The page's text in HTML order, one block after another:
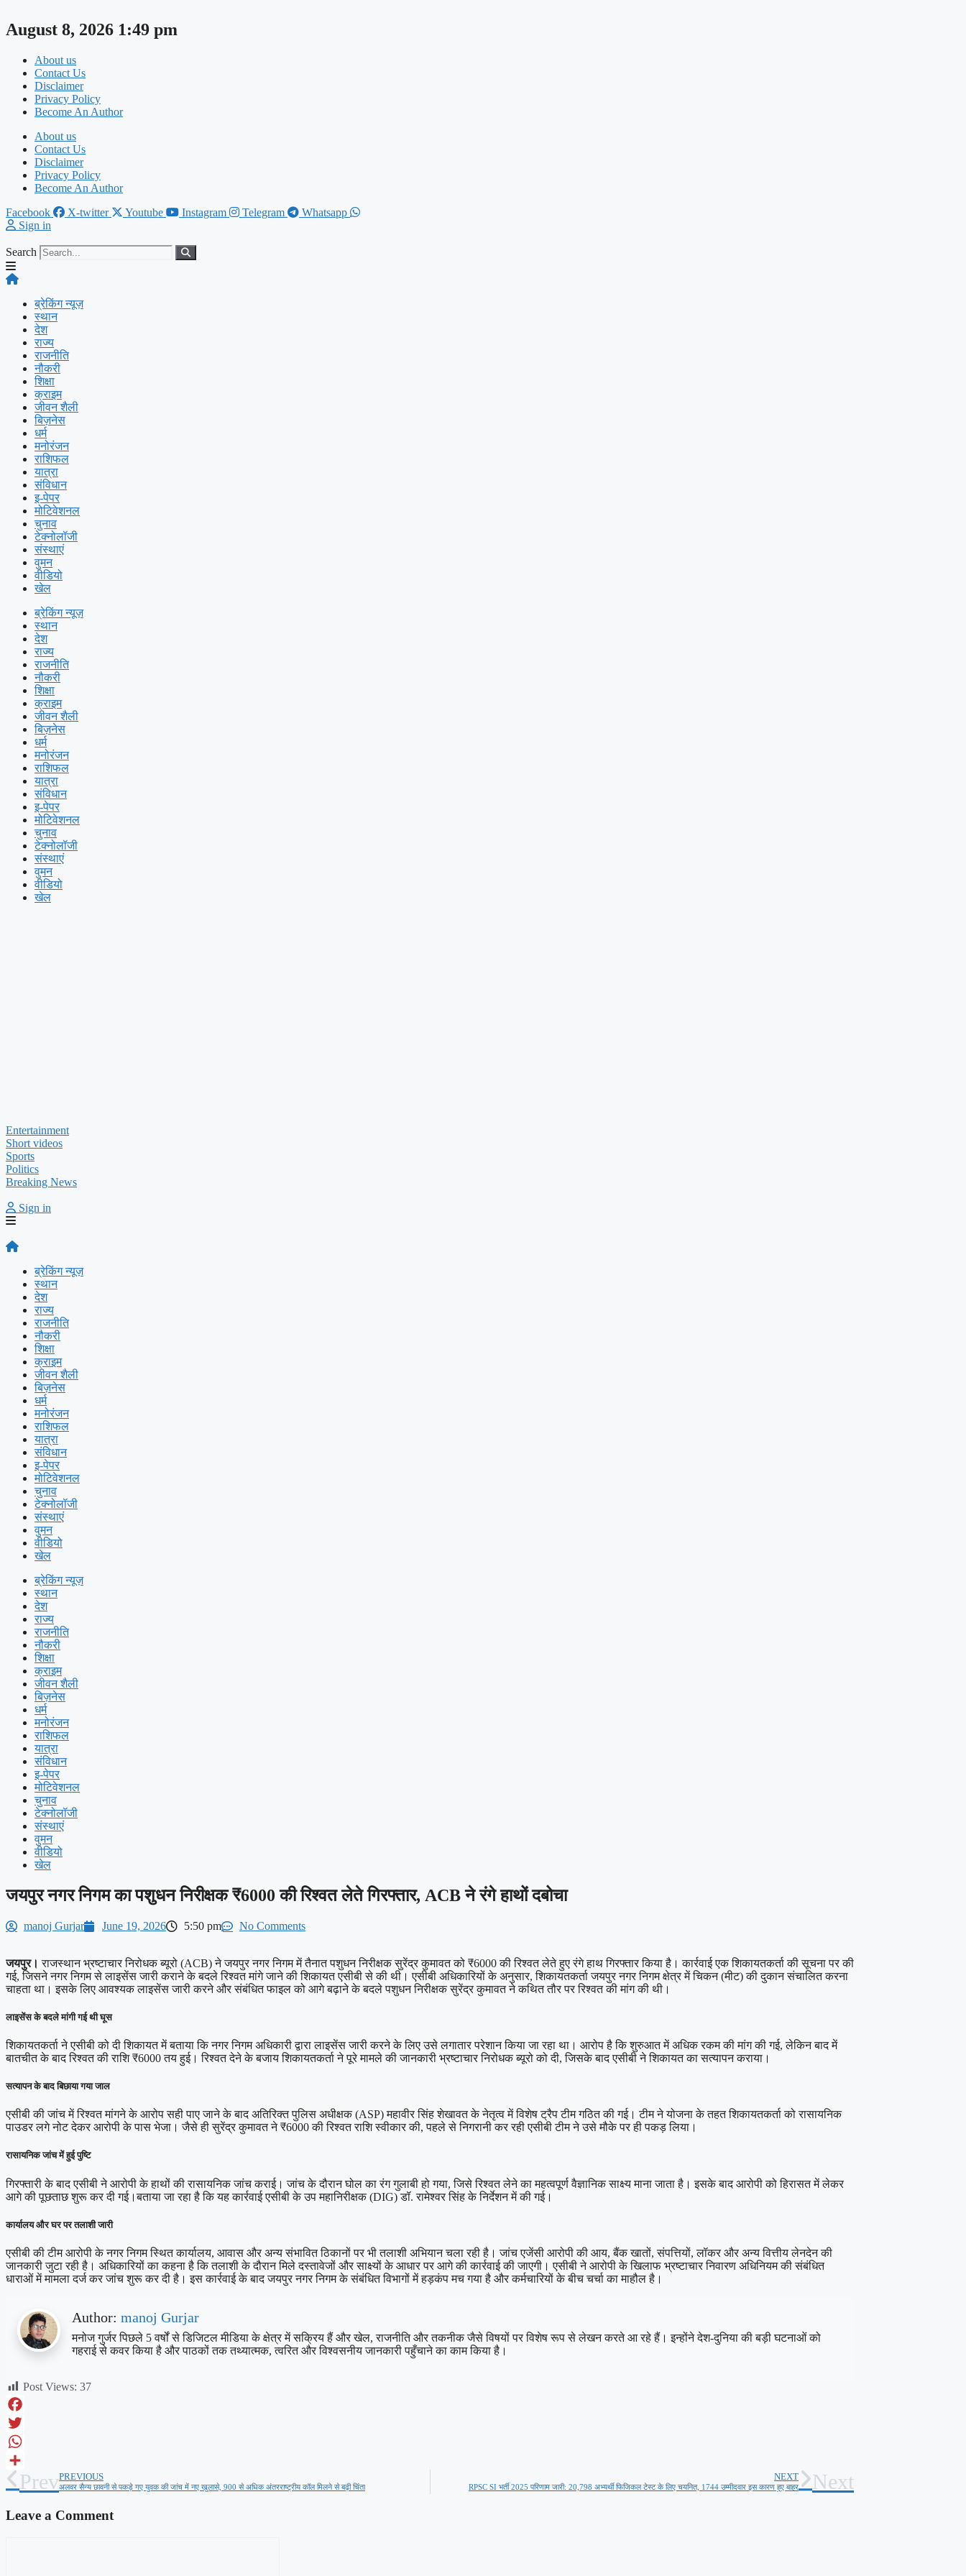
to
content
August 8, 2026 1:49 pm
About us
Contact Us
Disclaimer
Privacy Policy
Become An Author
About us
Contact Us
Disclaimer
Privacy Policy
Become An Author
Facebook
X-twitter Youtube Instagram Telegram
Whatsapp
Sign in
Search
ब्रेकिंग न्यूज़
स्थान
देश
राज्य
राजनीति
नौकरी
शिक्षा
क्राइम
जीवन शैली
बिज़नेस
धर्म
मनोरंजन
राशिफल
यात्रा
संविधान
इ-पेपर
मोटिवेशनल
चुनाव
टेक्नोलॉजी
संस्थाएं
वुमन
वीडियो
खेल
ब्रेकिंग न्यूज़
स्थान
देश
राज्य
राजनीति
नौकरी
शिक्षा
क्राइम
जीवन शैली
बिज़नेस
धर्म
मनोरंजन
राशिफल
यात्रा
संविधान
इ-पेपर
मोटिवेशनल
चुनाव
टेक्नोलॉजी
संस्थाएं
वुमन
वीडियो
खेल
Entertainment
Short videos
Sports
Politics
Breaking News
Sign in
ब्रेकिंग न्यूज़
स्थान
देश
राज्य
राजनीति
नौकरी
शिक्षा
क्राइम
जीवन शैली
बिज़नेस
धर्म
मनोरंजन
राशिफल
यात्रा
संविधान
इ-पेपर
मोटिवेशनल
चुनाव
टेक्नोलॉजी
संस्थाएं
वुमन
वीडियो
खेल
ब्रेकिंग न्यूज़
स्थान
देश
राज्य
राजनीति
नौकरी
शिक्षा
क्राइम
जीवन शैली
बिज़नेस
धर्म
मनोरंजन
राशिफल
यात्रा
संविधान
इ-पेपर
मोटिवेशनल
चुनाव
टेक्नोलॉजी
संस्थाएं
वुमन
वीडियो
खेल
जयपुर नगर निगम का पशुधन निरीक्षक ₹6000 की रिश्वत लेते गिरफ्तार, ACB ने रंगे हाथों दबोचा
manoj Gurjar June 19, 2026 5:50 pm No Comments
जयपुर। राजस्थान भ्रष्टाचार निरोधक ब्यूरो (ACB) ने जयपुर नगर निगम में तैनात पशुधन निरीक्षक सुरेंद्र कुमावत को ₹6000 की रिश्वत लेते हुए रंगे हाथ गिरफ्तार किया है। कार्रवाई एक शिकायतकर्ता की सूचना पर की
गई, जिसने नगर निगम से लाइसेंस जारी कराने के बदले रिश्वत मांगे जाने की शिकायत एसीबी से की थी। एसीबी अधिकारियों के अनुसार, शिकायतकर्ता जयपुर नगर निगम क्षेत्र में चिकन (मीट) की दुकान संचालित करना
चाहता था। इसके लिए आवश्यक लाइसेंस जारी करने और संबंधित फाइल को आगे बढ़ाने के बदले पशुधन निरीक्षक सुरेंद्र कुमावत ने कथित तौर पर रिश्वत की मांग की थी।
लाइसेंस के बदले मांगी गई थी घूस
शिकायतकर्ता ने एसीबी को दी शिकायत में बताया कि नगर निगम अधिकारी द्वारा लाइसेंस जारी करने के लिए उसे लगातार परेशान किया जा रहा था। आरोप है कि शुरुआत में अधिक रकम की मांग की गई, लेकिन बाद में
बातचीत के बाद रिश्वत की राशि ₹6000 तय हुई। रिश्वत देने के बजाय शिकायतकर्ता ने पूरे मामले की जानकारी भ्रष्टाचार निरोधक ब्यूरो को दी, जिसके बाद एसीबी ने शिकायत का सत्यापन कराया।
सत्यापन के बाद बिछाया गया जाल
एसीबी की जांच में रिश्वत मांगने के आरोप सही पाए जाने के बाद अतिरिक्त पुलिस अधीक्षक (ASP) महावीर सिंह शेखावत के नेतृत्व में विशेष ट्रैप टीम गठित की गई। टीम ने योजना के तहत शिकायतकर्ता को रासायनिक
पाउडर लगे नोट देकर आरोपी के पास भेजा। जैसे ही सुरेंद्र कुमावत ने ₹6000 की रिश्वत राशि स्वीकार की, पहले से निगरानी कर रही एसीबी टीम ने उसे मौके पर ही पकड़ लिया।
रासायनिक जांच में हुई पुष्टि
गिरफ्तारी के बाद एसीबी ने आरोपी के हाथों की रासायनिक जांच कराई। जांच के दौरान घोल का रंग गुलाबी हो गया, जिसे रिश्वत लेने का महत्वपूर्ण वैज्ञानिक साक्ष्य माना जाता है। इसके बाद आरोपी को हिरासत में लेकर
आगे की पूछताछ शुरू कर दी गई।बताया जा रहा है कि यह कार्रवाई एसीबी के उप महानिरीक्षक (DIG) डॉ. रामेश्वर सिंह के निर्देशन में की गई।
कार्यालय और घर पर तलाशी जारी
एसीबी की टीम आरोपी के नगर निगम स्थित कार्यालय, आवास और अन्य संभावित ठिकानों पर भी तलाशी अभियान चला रही है। जांच एजेंसी आरोपी की आय, बैंक खातों, संपत्तियों, लॉकर और अन्य वित्तीय लेनदेन की
जानकारी जुटा रही है। अधिकारियों का कहना है कि तलाशी के दौरान मिले दस्तावेजों और साक्ष्यों के आधार पर आगे की कार्रवाई की जाएगी। एसीबी ने आरोपी के खिलाफ भ्रष्टाचार निवारण अधिनियम की संबंधित
धाराओं में मामला दर्ज कर जांच शुरू कर दी है। इस कार्रवाई के बाद जयपुर नगर निगम के संबंधित विभागों में हड़कंप मच गया है और कर्मचारियों के बीच चर्चा का माहौल है।
Author: manoj Gurjar
मनोज गुर्जर पिछले 5 वर्षों से डिजिटल मीडिया के क्षेत्र में सक्रिय हैं और खेल, राजनीति और तकनीक जैसे विषयों पर विशेष रूप से लेखन करते आ रहे हैं। इन्होंने देश-दुनिया की बड़ी घटनाओं को
गहराई से कवर किया है और पाठकों तक तथ्यात्मक, त्वरित और विश्वसनीय जानकारी पहुँचाने का काम किया है।
Post Views: 37
Facebook
Twitter
WhatsApp
SharePrevPREVIOUS
अलवर सैन्य छावनी से पकड़े गए युवक की जांच में नए खुलासे, 900 से अधिक अंतरराष्ट्रीय कॉल मिलने से बढ़ी चिंता
NEXT
RPSC SI भर्ती 2025 परिणाम जारी: 20,798 अभ्यर्थी फिजिकल टेस्ट के लिए चयनित, 1744 उम्मीदवार इस कारण हुए बाहर Next
Leave a Comment